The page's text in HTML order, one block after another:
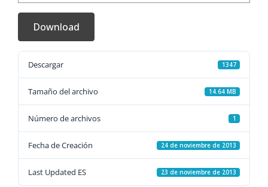
Download
Descargar 1347
Tamaño del archivo 14.64 MB
Número de archivos 1
Fecha de Creación 24 de noviembre de 2013
Last Updated ES 23 de noviembre de 2013